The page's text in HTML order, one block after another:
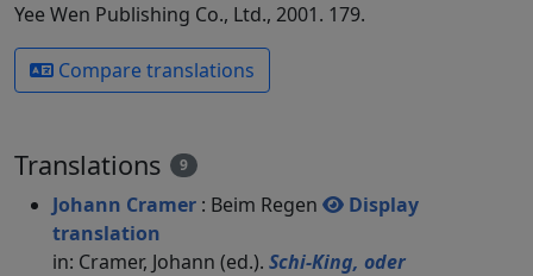
Yee Wen Publishing Co., Ltd., 2001. 179.
Compare translations
Translations 9
Johann Cramer : Beim Regen
Display
translation
in: Cramer, Johann (ed.). Schi-King, oder